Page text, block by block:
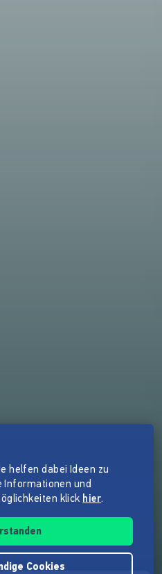
helfen dabei Ideen zu
Informationen und
klick hier.
Cookies